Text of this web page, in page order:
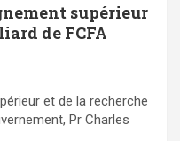
supérieur
de FCFA
et de la recherche
Pr Charles